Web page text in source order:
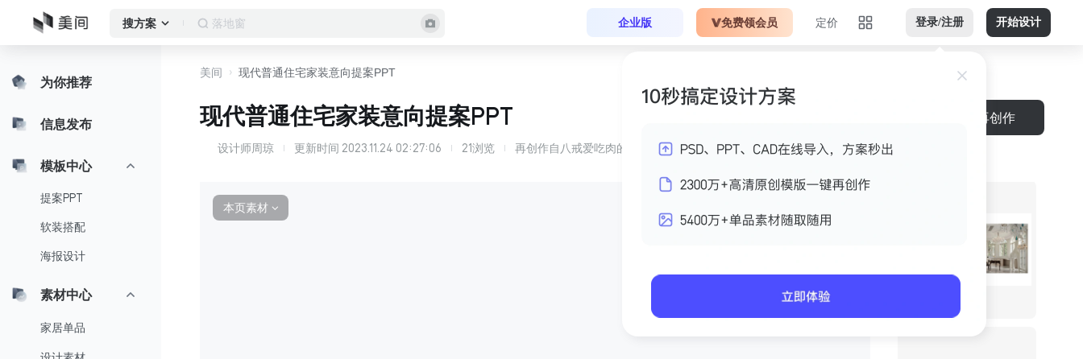
搜方案 落地窗 企业版 免费领会员 定价 登录/注册 开始设计
为你推荐
信息发布
模板中心
提案PPT
软装搭配
海报设计
素材中心
家居单品
美间 现代普通住宅家装意向提案PPT
现代普通住宅家装意向提案PPT
设计师周琼 更新时间 2023.11.24 02:27:06 21浏览 再创作自八戒爱吃肉的 中海英伦官邸
再创作
本页素材 ∨